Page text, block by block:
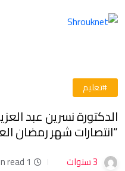
#تعليم
الدكتورة نسرين عبد
“انتصارات شهر رمضان
3 سنوات 1 min read